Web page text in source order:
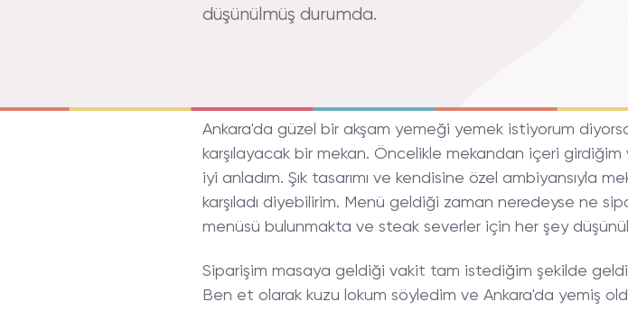
düşünülmüş durumda.
Ankara'da güzel bir akşam yemeği yemek istiyorum
karşılayacak bir mekan. Öncelikle mekandan içeri
iyi anladım. Şık tasarımı ve kendisine özel ambiyansıyla
karşıladı diyebilirim. Menü geldiği zaman neredeyse ne
menüsü bulunmakta ve steak severler için her şey
Siparişim masaya geldiği vakit tam istediğim şekilde
Ben et olarak kuzu lokum söyledim ve Ankara'da yemiş